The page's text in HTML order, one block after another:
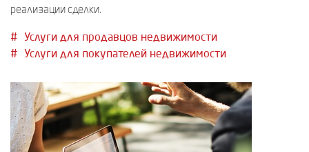
реализации сделки.
Услуги для продавцов недвижимости
Услуги для покупателей недвижимости